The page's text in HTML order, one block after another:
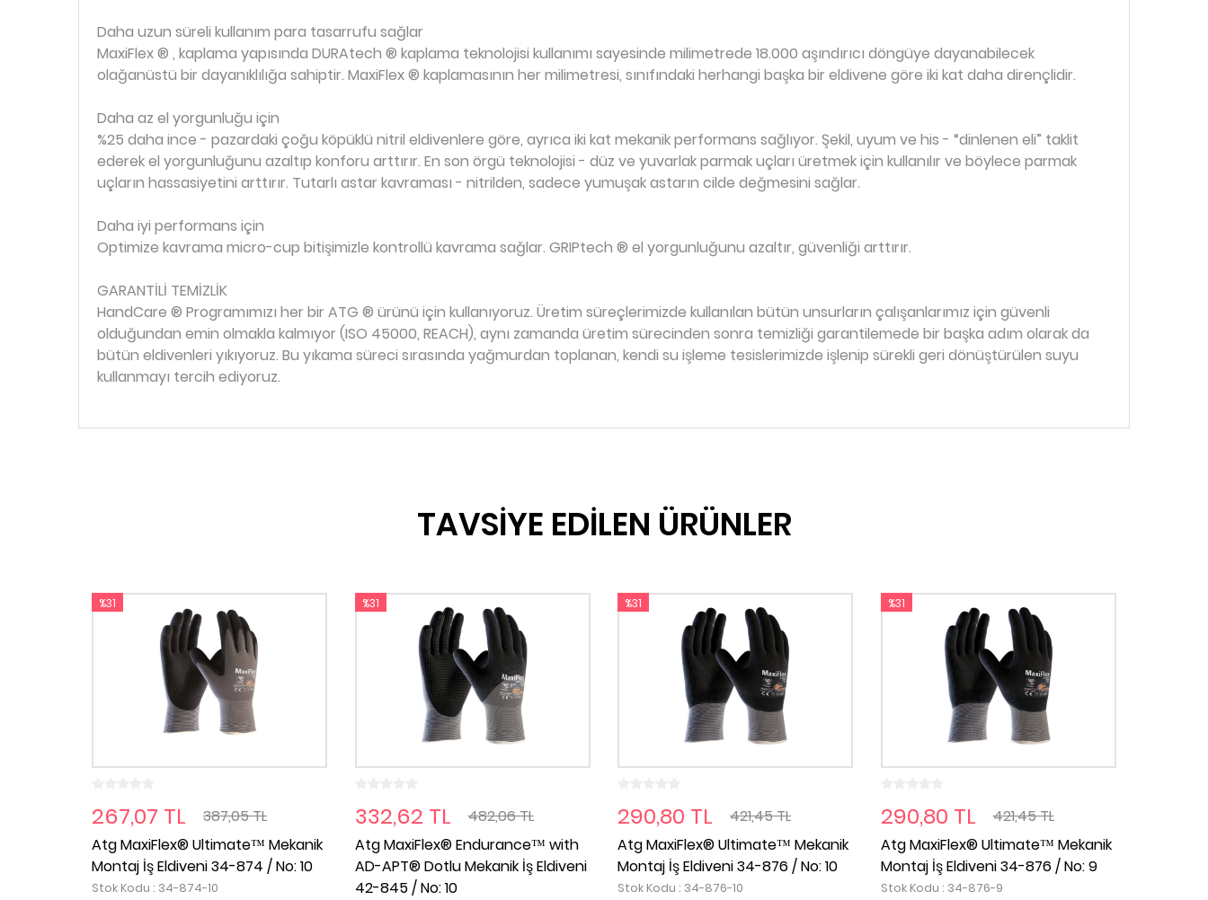
Daha uzun süreli kullanım para tasarrufu sağlar
MaxiFlex ® , kaplama yapısında DURAtech ® kaplama teknolojisi kullanımı sayesinde milimetrede 18.000 aşındırıcı döngüye dayanabilecek
olağanüstü bir dayanıklılığa sahiptir. MaxiFlex ® kaplamasının her milimetresi, sınıfındaki herhangi başka bir eldivene göre iki kat daha dirençlidir.
Daha az el yorgunluğu için
%25 daha ince - pazardaki çoğu köpüklü nitril eldivenlere göre, ayrıca iki kat mekanik performans sağlıyor. Şekil, uyum ve his - “dinlenen eli” taklit
ederek el yorgunluğunu azaltıp konforu arttırır. En son örgü teknolojisi - düz ve yuvarlak parmak uçları üretmek için kullanılır ve böylece parmak
uçların hassasiyetini arttırır. Tutarlı astar kavraması - nitrilden, sadece yumuşak astarın cilde değmesini sağlar.
Daha iyi performans için
Optimize kavrama micro-cup bitişimizle kontrollü kavrama sağlar. GRIPtech ® el yorgunluğunu azaltır, güvenliği arttırır.
GARANTİLİ TEMİZLİK
HandCare ® Programımızı her bir ATG ® ürünü için kullanıyoruz. Üretim süreçlerimizde kullanılan bütün unsurların çalışanlarımız için güvenli
olduğundan emin olmakla kalmıyor (ISO 45000, REACH), aynı zamanda üretim sürecinden sonra temizliği garantilemede bir başka adım olarak da
bütün eldivenleri yıkıyoruz. Bu yıkama süreci sırasında yağmurdan toplanan, kendi su işleme tesislerimizde işlenip sürekli geri dönüştürülen suyu
kullanmayı tercih ediyoruz.
TAVSİYE EDİLEN ÜRÜNLER
%31
267,07 TL
387,05 TL
Atg MaxiFlex® Ultimate™ Mekanik
Montaj İş Eldiveni 34-874 / No: 10
Stok Kodu : 34-874-10
%31
332,62 TL
482,06 TL
Atg MaxiFlex® Endurance™ with
AD-APT® Dotlu Mekanik İş Eldiveni
42-845 / No: 10
%31
290,80 TL
421,45 TL
Atg MaxiFlex® Ultimate™ Mekanik
Montaj İş Eldiveni 34-876 / No: 10
Stok Kodu : 34-876-10
%31
290,80 TL
421,45 TL
Atg MaxiFlex® Ultimate™ Mekanik
Montaj İş Eldiveni 34-876 / No: 9
Stok Kodu : 34-876-9